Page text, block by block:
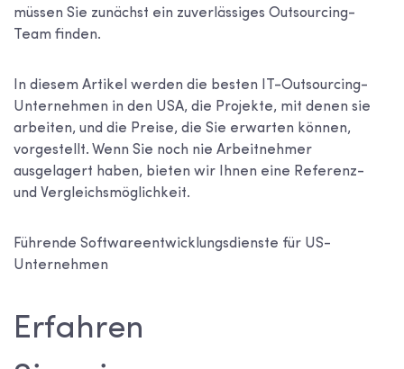
müssen Sie zunächst ein zuverlässiges Outsourcing-
Team finden.
In diesem Artikel werden die besten IT-Outsourcing-
Unternehmen in den USA, die Projekte, mit denen sie
arbeiten, und die Preise, die Sie erwarten können,
vorgestellt. Wenn Sie noch nie Arbeitnehmer
ausgelagert haben, bieten wir Ihnen eine Referenz-
und Vergleichsmöglichkeit.
Führende Softwareentwicklungsdienste für US-
Unternehmen
Erfahren